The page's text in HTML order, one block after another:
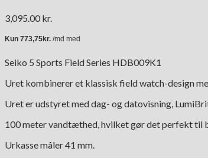
3,095.00 kr.
Seiko 5 Sports Field Series HDB009K1
Uret kombinerer et klassisk field watch-design
Uret er udstyret med dag- og datovisning,
100 meter vandtæthed, hvilket gør det perfekt til
Urkasse måler 41 mm.